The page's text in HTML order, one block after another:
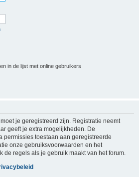
in de lijst met online gebruikers
je geregistreerd zijn. Registratie neemt
geeft je extra mogelijkheden. De
permissies toestaan aan geregistreerde
onze gebruiksvoorwaarden en het
de regels als je gebruik maakt van het forum.